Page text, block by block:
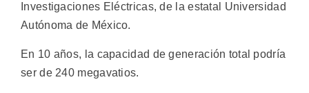
Investigaciones Eléctricas, de la estatal Universidad
Autónoma de México.
En 10 años, la capacidad de generación total podría
ser de 240 megavatios.